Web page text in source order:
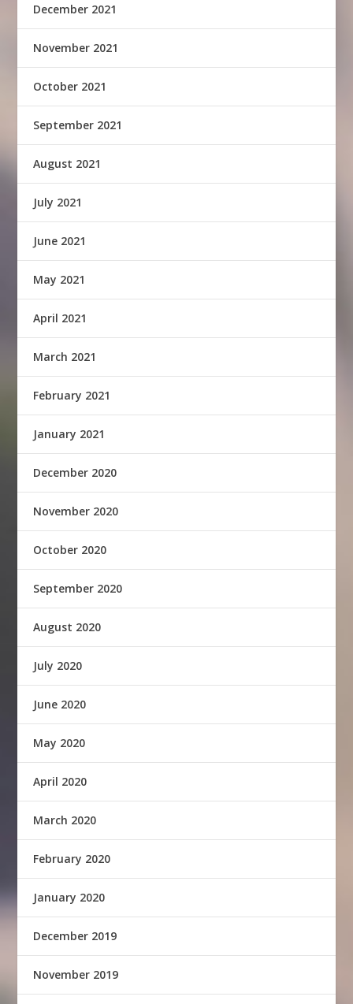
December 2021
November 2021
October 2021
September 2021
August 2021
July 2021
June 2021
May 2021
April 2021
March 2021
February 2021
January 2021
December 2020
November 2020
October 2020
September 2020
August 2020
July 2020
June 2020
May 2020
April 2020
March 2020
February 2020
January 2020
December 2019
November 2019